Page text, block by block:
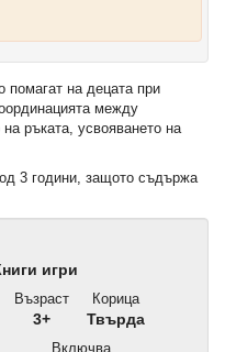
помагат на децата при
между
ръката, усвояването на
3 години, защото съдържа
игри
Възраст
3+
Корица
Твърда
Включва